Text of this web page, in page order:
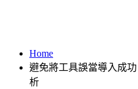
Home
避免將工具誤當導入成
析